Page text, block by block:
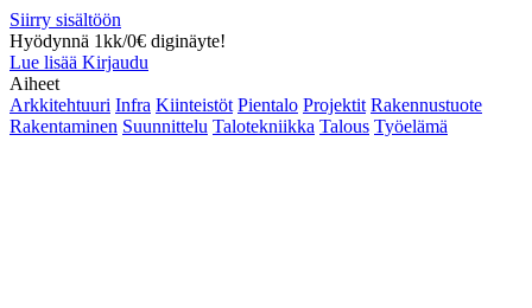
Siirry sisältöön
Hyödynnä 1kk/0€ diginäyte!
Lue lisää Kirjaudu
Aiheet
Arkkitehtuuri Infra Kiinteistöt Pientalo Projektit Rakennustuote
Rakentaminen Suunnittelu Talotekniikka Talous Työelämä